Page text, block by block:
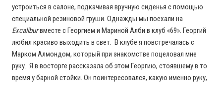
устроиться в салоне, подкачивая вручную сиденья с помощью
специальной резиновой груши. Однажды мы поехали на
Excaliburвместе с Георгием и Мариной Алби в клуб «69». Георгий
любил красиво выходить в свет. В клубе я повстречалась с
Марком Алмондом, который при знакомстве поцеловал мне
руку. Я в восторге рассказала об этом Георгию, стоявшему в то
время у барной стойки. Он поинтересовался, какую именно руку,